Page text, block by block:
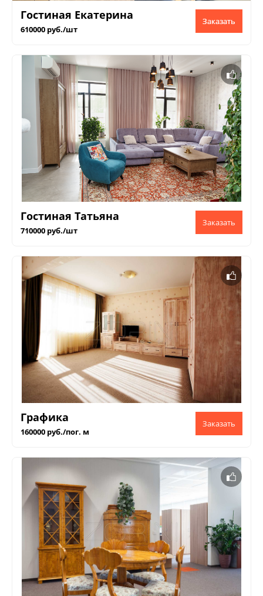
Гостиная Екатерина
610000 руб./шт
Заказать
Гостиная Татьяна
710000 руб./шт
Графика
160000 руб./пог. м